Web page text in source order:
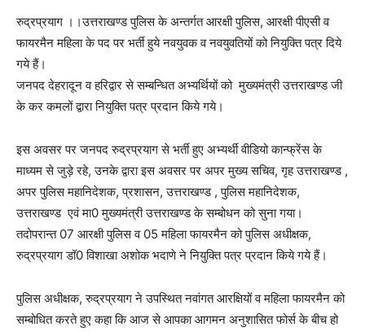
रुद्रप्रयाग ।।उत्तराखण्ड पुलिस के अन्तर्गत आरक्षी पुलिस, आरक्षी पीएसी व
फायरमैन महिला के पद पर भर्ती हुये नवयुवक व नवयुवतियों को नियुक्ति पत्र दिये
गये हैं।
जनपद देहरादून व हरिद्वार से सम्बन्धित अभ्यर्थियों को मुख्यमंत्री उत्तराखण्ड जी
के कर कमलों द्वारा नियुक्ति पत्र प्रदान किये गये।
इस अवसर पर जनपद रुद्रप्रयाग से भर्ती हुए अभ्यर्थी वीडियो कान्फ्रेंस के
माध्यम से जुड़े रहे, उनके द्वारा इस अवसर पर अपर मुख्य सचिव, गृह उत्तराखण्ड ,
अपर पुलिस महानिदेशक, प्रशासन, उत्तराखण्ड , पुलिस महानिदेशक,
उत्तराखण्ड एवं मा0 मुख्यमंत्री उत्तराखण्ड के सम्बोधन को सुना गया।
तदोपरान्त 07 आरक्षी पुलिस व 05 महिला फायरमैन को पुलिस अधीक्षक,
रुद्रप्रयाग डॉ0 विशाखा अशोक भदाणे ने नियुक्ति पत्र प्रदान किये गये हैं।
पुलिस अधीक्षक, रुद्रप्रयाग ने उपस्थित नवांगत आरक्षियों व महिला फायरमैन को
सम्बोधित करते हुए कहा कि आज से आपका आगमन अनुशासित फोर्स के बीच हो